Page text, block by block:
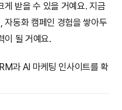
게 받을 수 있을 거예요. 지금
자동화 캠페인 경험을 쌓아두
이 될 거예요.
과 AI 마케팅 인사이트를 확